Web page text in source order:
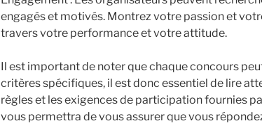
engagés et motivés. Montrez votre passion et
travers votre performance et votre attitude.
Il est important de noter que chaque concours
critères spécifiques, il est donc essentiel de lire
règles et les exigences de participation fournies
vous permettra de vous assurer que vous